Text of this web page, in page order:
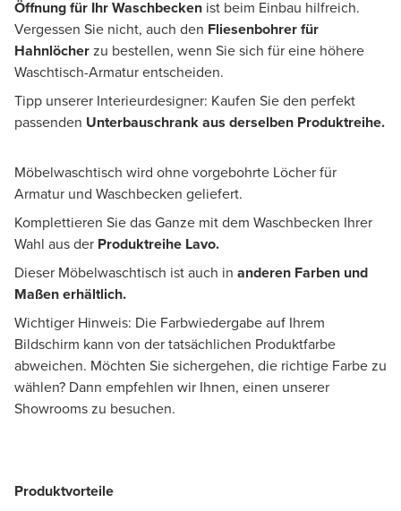
Öffnung für Ihr Waschbecken ist beim Einbau hilfreich.
Vergessen Sie nicht, auch den Fliesenbohrer für
Hahnlöcherzu bestellen, wenn Sie sich für eine höhere
Waschtisch-Armatur entscheiden.
Tipp unserer Interieurdesigner: Kaufen Sie den perfekt
passenden Unterbauschrankaus derselben Produktreihe.
Möbelwaschtisch wird ohne vorgebohrte Löcher für
Armatur und Waschbecken geliefert.
Komplettieren Sie das Ganze mit dem Waschbecken Ihrer
Wahl aus der Produktreihe Lavo.
Dieser Möbelwaschtisch ist auch in anderen Farben und
Maßen erhältlich.
Wichtiger Hinweis: Die Farbwiedergabe auf Ihrem
Bildschirm kann von der tatsächlichen Produktfarbe
abweichen. Möchten Sie sichergehen, die richtige Farbe zu
wählen? Dann empfehlen wir Ihnen, einen unserer
Showrooms zu besuchen.
Produktvorteile